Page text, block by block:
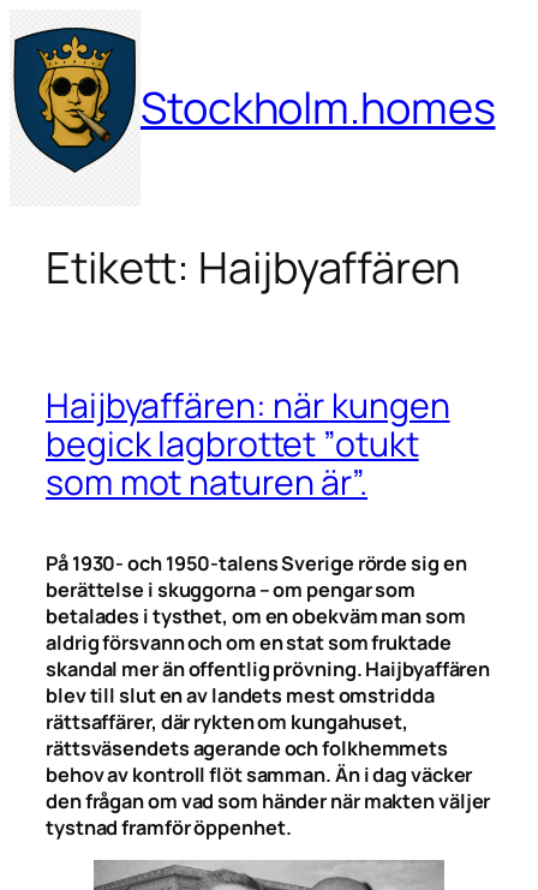
Hoppa
till
innehåll
Stockholm.homes
Etikett: Haijbyaffären
Haijbyaffären: när kungen
begick lagbrottet ”otukt
som mot naturen är”.
På 1930- och 1950-talens Sverige rörde sig en
berättelse i skuggorna – om pengar som
betalades i tysthet, om en obekväm man som
aldrig försvann och om en stat som fruktade
skandal mer än offentlig prövning. Haijbyaffären
blev till slut en av landets mest omstridda
rättsaffärer, där rykten om kungahuset,
rättsväsendets agerande och folkhemmets
behov av kontroll flöt samman. Än i dag väcker
den frågan om vad som händer när makten väljer
tystnad framför öppenhet.